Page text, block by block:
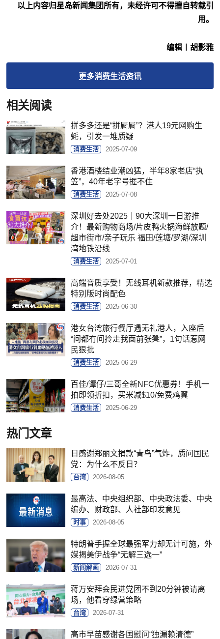
以上内容归星岛新闻集团所有，未经许可不得擅自转载引
用。
编辑︱胡影雅
更多消费生活资讯
相关阅读
拼多多还是“拼屙屙”？港人19元网购生
蚝，引发一堆质疑
消费生活 2025-07-09
香港酒楼结业潮凶猛，半年8家老店“执
笠”，40年老字号捱不住
消费生活 2025-07-08
深圳好去处2025｜90大深圳一日游推
介！最新购物商场/片皮鸭火锅海鲜放题/
超市街市/亲子玩乐 福田/莲塘/罗湖/深圳
湾地铁沿线
消费生活 2025-07-01
高端音质享受！无线耳机新款推荐，精选
特别版时尚配色
消费生活 2025-06-30
港女台湾旅行餐厅遇无礼港人，入座后
“问都冇问拎走我面前张凳”，1句话惹网
民狠批
消费生活 2025-06-29
百佳/谭仔/三哥全新NFC优惠券！手机一
拍即领折扣，买米减$10/免费鸡翼
消费生活 2025-06-29
热门文章
日感谢郑丽文捐款“青鸟”气炸，质问国民
党：为什么不反日？
台湾 2026-08-05
最高法、中央组织部、中央政法委、中央
编办、财政部、人社部印发意见
时事 2026-08-05
特朗普手握全球最强军力却无计可施，外
媒揭美伊战争“无解三选一”
新闻解画 2026-07-31
蒋万安拜会民进党团不到20分钟被请离
场，他看穿绿营策略
台湾 2026-07-31
高市早苗感谢各国慰问“独漏赖清德”